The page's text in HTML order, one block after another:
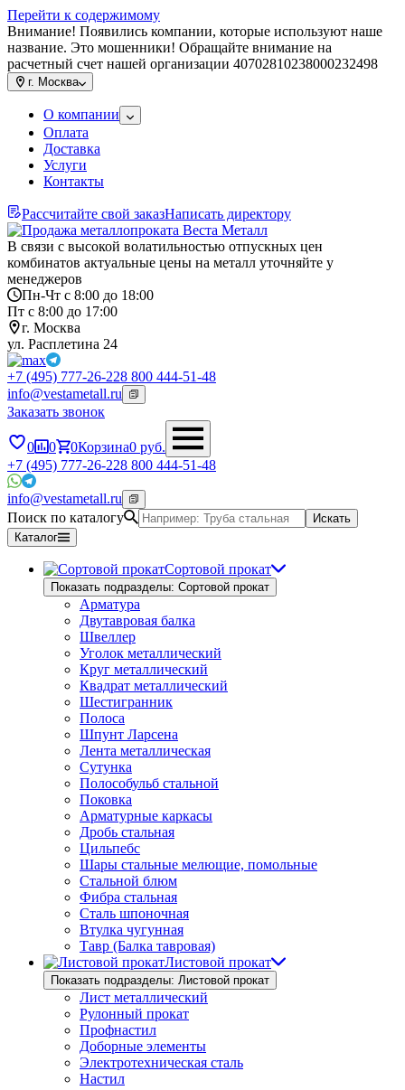
Перейти к содержимому
Внимание! Появились компании, которые используют наше
название. Это мошенники! Обращайте внимание на
расчетный счет нашей организации 40702810238000232498
г. Москва
О компании
Оплата
Доставка
Услуги
Контакты
Рассчитайте свой заказНаписать директору
В связи с высокой волатильностью отпускных цен
комбинатов актуальные цены на металл уточняйте у
менеджеров
Пн-Чт с 8:00 до 18:00
Пт с 8:00 до 17:00
г. Москва
ул. Расплетина 24
+7 (495) 777-26-228 800 444-51-48
info@vestametall.ru
Заказать звонок
0 0 0Корзина0 руб.
+7 (495) 777-26-228 800 444-51-48
info@vestametall.ru
Поиск по каталогу
Искать
Каталог
Сортовой прокат
Показать подразделы: Сортовой прокат
Арматура
Двутавровая балка
Швеллер
Уголок металлический
Круг металлический
Квадрат металлический
Шестигранник
Полоса
Шпунт Ларсена
Лента металлическая
Сутунка
Полособульб стальной
Поковка
Арматурные каркасы
Дробь стальная
Цильпебс
Шары стальные мелющие, помольные
Стальной блюм
Фибра стальная
Сталь шпоночная
Втулка чугунная
Тавр (Балка тавровая)
Листовой прокат
Показать подразделы: Листовой прокат
Лист металлический
Рулонный прокат
Профнастил
Доборные элементы
Электротехническая сталь
Настил